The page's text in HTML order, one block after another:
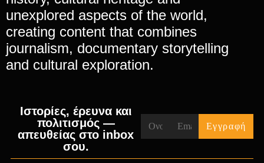
unexplored aspects of the world,
creating content that combines
journalism, documentary storytelling
and cultural exploration.
Ιστορίες, έρευνα και
πολιτισμός —
απευθείας στο inbox
σου.